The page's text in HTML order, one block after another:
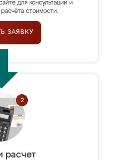
для консультации и
стоимости.
ЗАЯВКУ
расчет